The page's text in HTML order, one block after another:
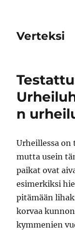
Verteksi
n
Urheillessa on
mutta usein
paikat ovat
esimerkiksi
pitämään
korvaa
kymmenien